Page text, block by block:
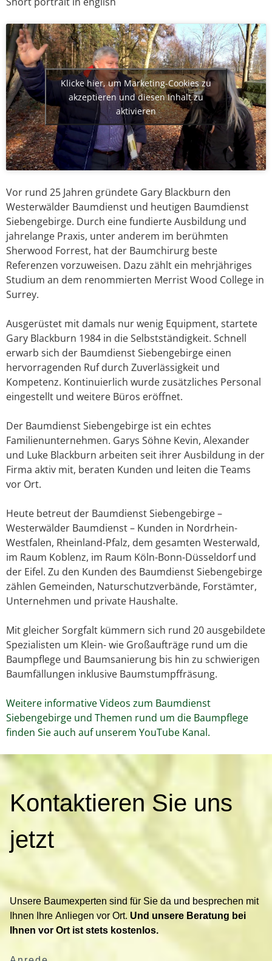
Klicke hier, um Marketing-Cookies zu
akzeptieren und diesen Inhalt zu
aktivieren
Vor rund 25 Jahren gründete Gary Blackburn den
Westerwälder Baumdienst und heutigen Baumdienst
Siebengebirge. Durch eine fundierte Ausbildung und
jahrelange Praxis, unter anderem im berühmten
Sherwood Forrest, hat der Baumchirurg beste
Referenzen vorzuweisen. Dazu zählt ein mehrjähriges
Studium an dem renommierten Merrist Wood College in
Surrey.
Ausgerüstet mit damals nur wenig Equipment, startete
Gary Blackburn 1984 in die Selbstständigkeit. Schnell
erwarb sich der Baumdienst Siebengebirge einen
hervorragenden Ruf durch Zuverlässigkeit und
Kompetenz. Kontinuierlich wurde zusätzliches Personal
eingestellt und weitere Büros eröffnet.
Der Baumdienst Siebengebirge ist ein echtes
Familienunternehmen. Garys Söhne Kevin, Alexander
und Luke Blackburn arbeiten seit ihrer Ausbildung in der
Firma aktiv mit, beraten Kunden und leiten die Teams
vor Ort.
Heute betreut der Baumdienst Siebengebirge –
Westerwälder Baumdienst – Kunden in Nordrhein-
Westfalen, Rheinland-Pfalz, dem gesamten Westerwald,
im Raum Koblenz, im Raum Köln-Bonn-Düsseldorf und
der Eifel. Zu den Kunden des Baumdienst Siebengebirge
zählen Gemeinden, Naturschutzverbände, Forstämter,
Unternehmen und private Haushalte.
Mit gleicher Sorgfalt kümmern sich rund 20 ausgebildete
Spezialisten um Klein- wie Großaufträge rund um die
Baumpflege und Baumsanierung bis hin zu schwierigen
Baumfällungen inklusive Baumstumpffräsung.
Weitere informative Videos zum Baumdienst
Siebengebirge und Themen rund um die Baumpflege
finden Sie auch auf unserem YouTube Kanal.
o
n
t
e
r
e
Kontaktieren Sie uns
jetzt
Unsere Baumexperten sind für Sie da und besprechen mit
Ihnen Ihre Anliegen vor Ort. Und unsere Beratung bei
Ihnen vor Ort ist stets kostenlos.